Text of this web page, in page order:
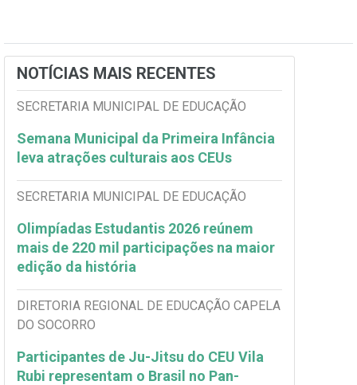
NOTÍCIAS MAIS RECENTES
SECRETARIA MUNICIPAL DE EDUCAÇÃO
Semana Municipal da Primeira Infância
leva atrações culturais aos CEUs
SECRETARIA MUNICIPAL DE EDUCAÇÃO
Olimpíadas Estudantis 2026 reúnem
mais de 220 mil participações na maior
edição da história
DIRETORIA REGIONAL DE EDUCAÇÃO CAPELA
DO SOCORRO
Participantes de Ju-Jitsu do CEU Vila
Rubi representam o Brasil no Pan-